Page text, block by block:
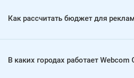
Как рассчитать бюджет для
В каких городах работает Webcom